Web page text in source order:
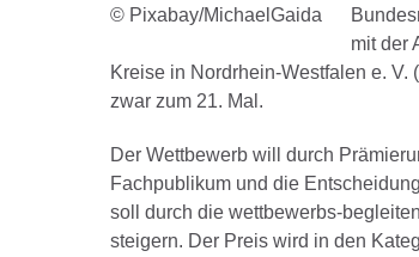
© Pixabay/MichaelGaida
mit der
Kreise in Nordrhein-Westfalen e.
zwar zum 21. Mal.
Der Wettbewerb will durch
Fachpublikum und die
soll durch die wettbewerbs-
steigern. Der Preis wird in den